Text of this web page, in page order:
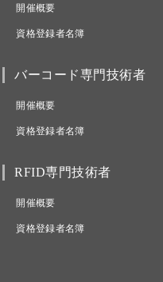
開催概要
資格登録者名簿
バーコード専門技術者
開催概要
資格登録者名簿
RFID専門技術者
開催概要
資格登録者名簿